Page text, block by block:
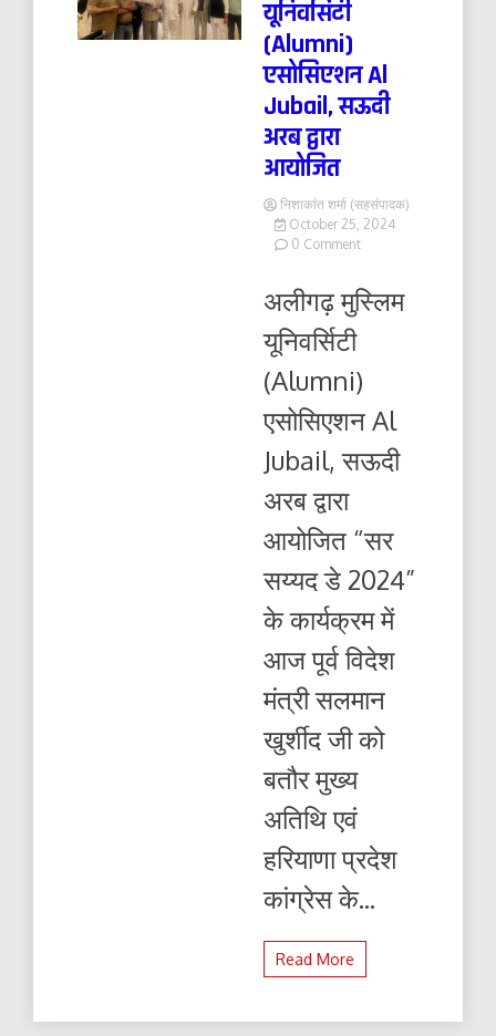
यूनिवर्सिटी
(Alumni)
एसोसिएशन Al
Jubail, सऊदी
अरब द्वारा
आयोजित
निशाकांत शर्मा (सहसंपादक)
October 25, 2024
0 Commenton
यूनिवर्सिटी
Jubail,
अरब
आयोजित
अलीगढ़ मुस्लिम
यूनिवर्सिटी
(Alumni)
एसोसिएशन Al
Jubail, सऊदी
अरब द्वारा
आयोजित “सर
सय्यद डे 2024”
के कार्यक्रम में
आज पूर्व विदेश
मंत्री सलमान
खुर्शीद जी को
बतौर मुख्य
अतिथि एवं
हरियाणा प्रदेश
कांग्रेस के...
Read More